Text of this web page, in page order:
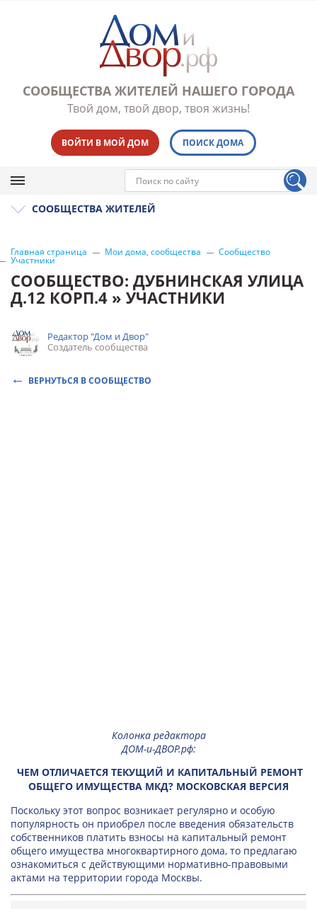
СООБЩЕСТВА ЖИТЕЛЕЙ НАШЕГО ГОРОДА
Твой дом, твой двор, твоя жизнь!
ВОЙТИ В МОЙ ДОМ ПОИСК ДОМА
СООБЩЕСТВА ЖИТЕЛЕЙ
Главная страница Мои дома, сообщества Сообщество
Участники
СООБЩЕСТВО: ДУБНИНСКАЯ УЛИЦА
Д.12 КОРП.4 » УЧАСТНИКИ
Редактор "Дом и Двор"
Создатель сообщества
ВЕРНУТЬСЯ В СООБЩЕСТВО
Колонка редактора
ДОМ-и-ДВОР.рф:
ЧЕМ ОТЛИЧАЕТСЯ ТЕКУЩИЙ И КАПИТАЛЬНЫЙ РЕМОНТ
ОБЩЕГО ИМУЩЕСТВА МКД? МОСКОВСКАЯ ВЕРСИЯ
Поскольку этот вопрос возникает регулярно и особую
популярность он приобрел после введения обязательств
собственников платить взносы на капитальный ремонт
общего имущества многоквартирного дома, то предлагаю
ознакомиться с действующими нормативно-правовыми
актами на территории города Москвы.